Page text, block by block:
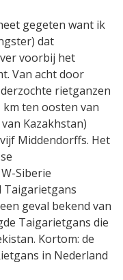
gegeten want ik
dat
voorbij het
Van acht door
rietganzen
km ten oosten van
Kazakhstan)
Middendorffs. Het
Siberie
Taigarietgans
geval bekend van
Taigarietgans die
Kortom: de
in Nederland